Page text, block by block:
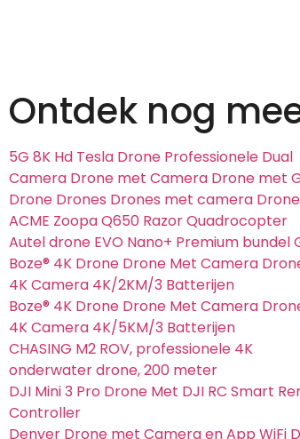
Ontdek nog
5G 8K Hd Tesla Drone Professionele Dual
Camera Drone met Camera Drone met
Drone Drones Drones met camera Drone
ACME Zoopa Q650 Razor Quadrocopter
Autel drone EVO Nano+ Premium bundel
Boze® 4K Drone Drone Met Camera
4K Camera 4K/2KM/3 Batterijen
Boze® 4K Drone Drone Met Camera
4K Camera 4K/5KM/3 Batterijen
CHASING M2 ROV, professionele 4K
onderwater drone, 200 meter
DJI Mini 3 Pro Drone Met DJI RC Smart
Controller
Denver Drone met Camera en App WiFi